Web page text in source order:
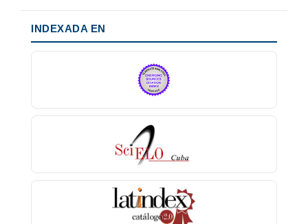
INDEXADA EN